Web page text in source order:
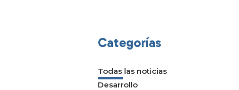
Categorías
Todas las noticias
Desarrollo